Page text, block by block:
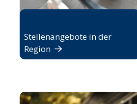
Stellenangebote in der
Region